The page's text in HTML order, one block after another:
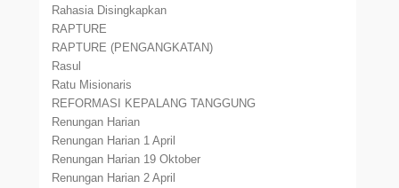
Rahasia Disingkapkan
RAPTURE
RAPTURE (PENGANGKATAN)
Rasul
Ratu Misionaris
REFORMASI KEPALANG TANGGUNG
Renungan Harian
Renungan Harian 1 April
Renungan Harian 19 Oktober
Renungan Harian 2 April